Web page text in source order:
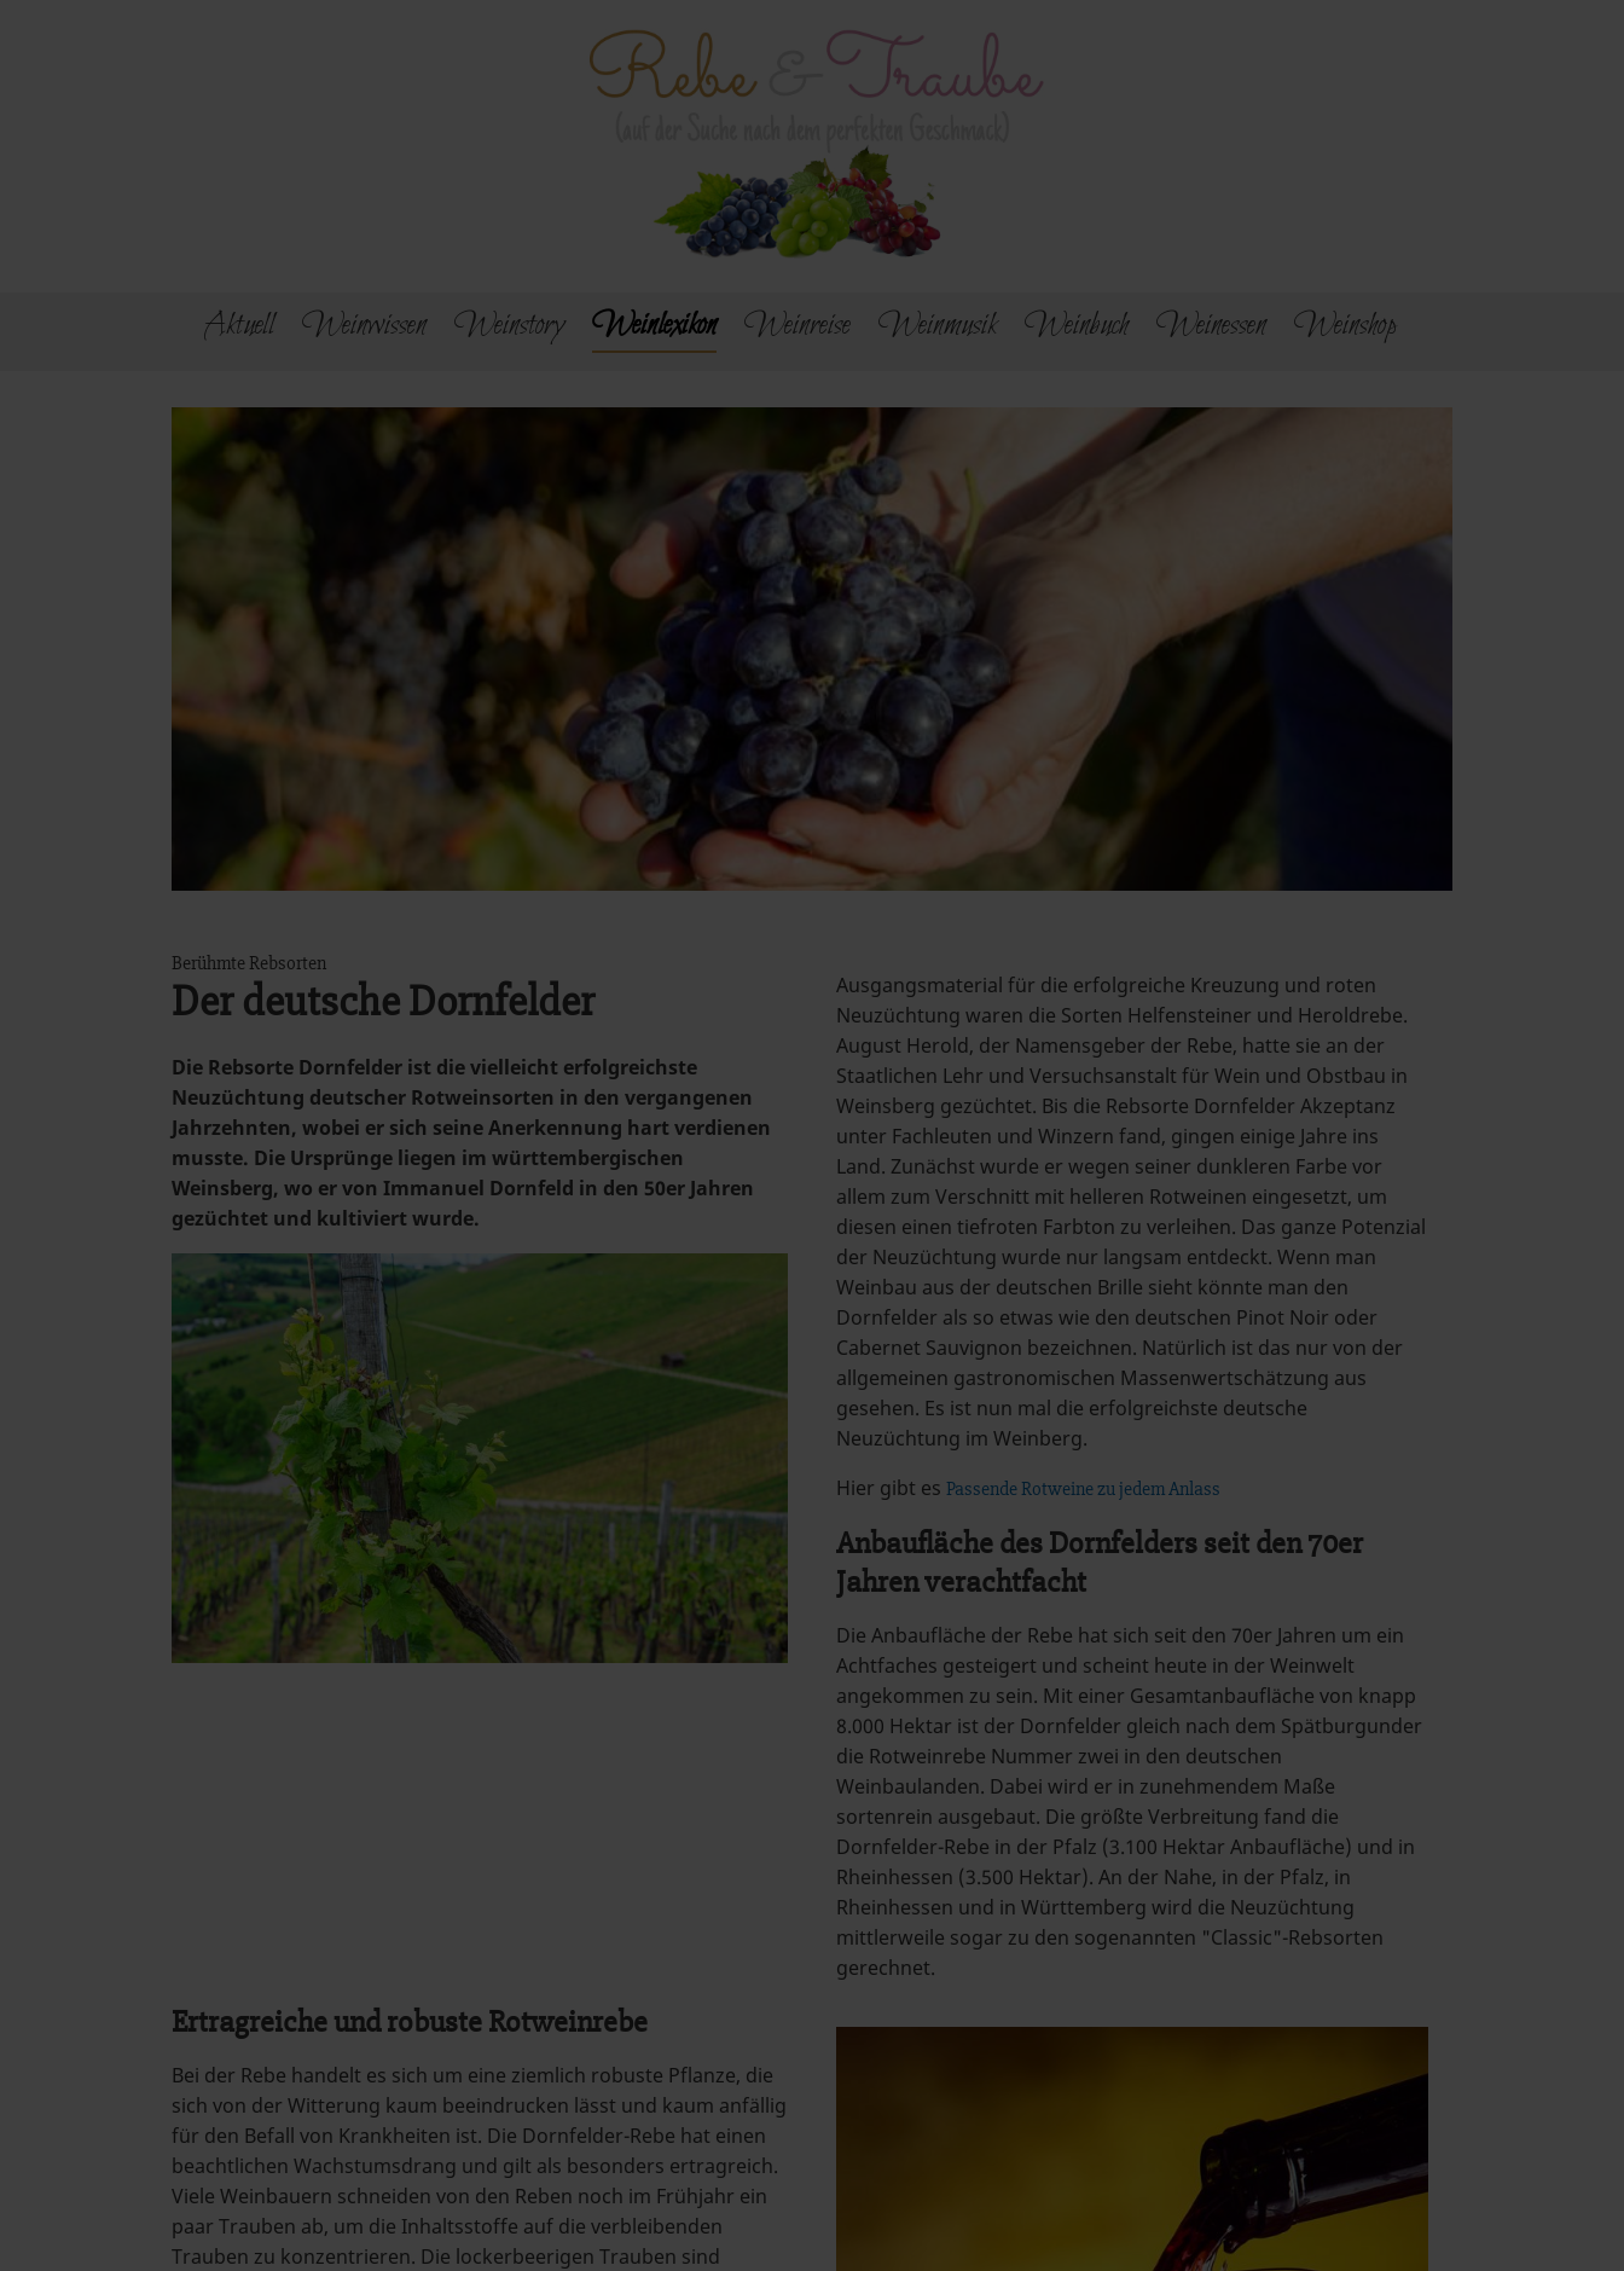
Aktuell Weinwissen Weinstory Weinlexikon Weinreise Weinmusik Weinbuch Weinessen Weinshop
Berühmte Rebsorten
Der deutsche Dornfelder
Die Rebsorte Dornfelder ist die vielleicht erfolgreichste
Neuzüchtung deutscher Rotweinsorten in den vergangenen
Jahrzehnten, wobei er sich seine Anerkennung hart verdienen
musste. Die Ursprünge liegen im württembergischen
Weinsberg, wo er von Immanuel Dornfeld in den 50er Jahren
gezüchtet und kultiviert wurde.
Ausgangsmaterial für die erfolgreiche Kreuzung und roten
Neuzüchtung waren die Sorten Helfensteiner und Heroldrebe.
August Herold, der Namensgeber der Rebe, hatte sie an der
Staatlichen Lehr und Versuchsanstalt für Wein und Obstbau in
Weinsberg gezüchtet. Bis die Rebsorte Dornfelder Akzeptanz
unter Fachleuten und Winzern fand, gingen einige Jahre ins
Land. Zunächst wurde er wegen seiner dunkleren Farbe vor
allem zum Verschnitt mit helleren Rotweinen eingesetzt, um
diesen einen tiefroten Farbton zu verleihen. Das ganze Potenzial
der Neuzüchtung wurde nur langsam entdeckt. Wenn man
Weinbau aus der deutschen Brille sieht könnte man den
Dornfelder als so etwas wie den deutschen Pinot Noir oder
Cabernet Sauvignon bezeichnen. Natürlich ist das nur von der
allgemeinen gastronomischen Massenwertschätzung aus
gesehen. Es ist nun mal die erfolgreichste deutsche
Neuzüchtung im Weinberg.
Hier gibt es Passende Rotweine zu jedem Anlass
Anbaufläche des Dornfelders seit den 70er
Jahren verachtfacht
Die Anbaufläche der Rebe hat sich seit den 70er Jahren um ein
Achtfaches gesteigert und scheint heute in der Weinwelt
angekommen zu sein. Mit einer Gesamtanbaufläche von knapp
8.000 Hektar ist der Dornfelder gleich nach dem Spätburgunder
die Rotweinrebe Nummer zwei in den deutschen
Weinbaulanden. Dabei wird er in zunehmendem Maße
sortenrein ausgebaut. Die größte Verbreitung fand die
Dornfelder-Rebe in der Pfalz (3.100 Hektar Anbaufläche) und in
Rheinhessen (3.500 Hektar). An der Nahe, in der Pfalz, in
Rheinhessen und in Württemberg wird die Neuzüchtung
mittlerweile sogar zu den sogenannten "Classic"-Rebsorten
gerechnet.
Ertragreiche und robuste Rotweinrebe
Bei der Rebe handelt es sich um eine ziemlich robuste Pflanze, die
sich von der Witterung kaum beeindrucken lässt und kaum anfällig
für den Befall von Krankheiten ist. Die Dornfelder-Rebe hat einen
beachtlichen Wachstumsdrang und gilt als besonders ertragreich.
Viele Weinbauern schneiden von den Reben noch im Frühjahr ein
paar Trauben ab, um die Inhaltsstoffe auf die verbleibenden
Trauben zu konzentrieren. Die lockerbeerigen Trauben sind